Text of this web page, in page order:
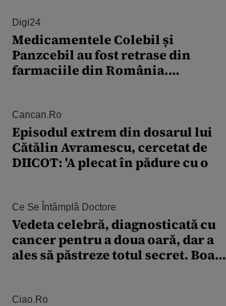
Digi24
Medicamentele Colebil și
Panzcebil au fost retrase din
farmaciile din România.
Cancan.ro
Episodul extrem din dosarul lui
Cătălin Avramescu, cercetat de
DIICOT: 'A plecat în pădure cu o
Ce Se Întâmplă Doctore
Vedeta celebră, diagnosticată cu
cancer pentru a doua oară, dar a
ales să păstreze totul secret. Boala
Ciao.ro